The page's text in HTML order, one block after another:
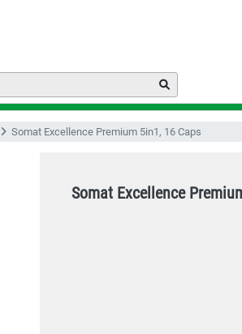
Somat Excellence Premium 5in1, 16 Caps
Somat Excellence